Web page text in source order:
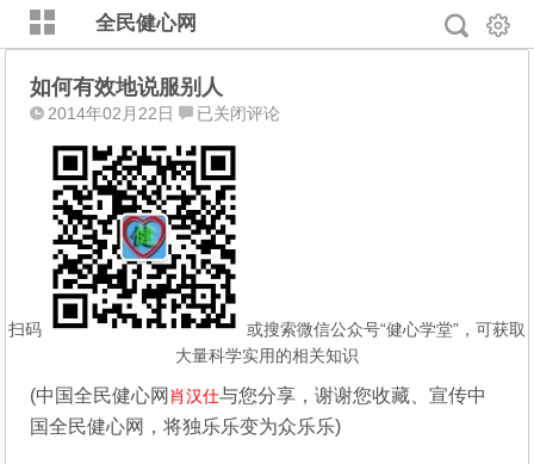
全民健心网
如何有效地说服别人
2014年02月22日
如
有
效
地
说
服
别
人
已关闭评论
扫码
或搜索微信公众号“健心学堂”，可获取
大量科学实用的相关知识
(中国全民健心网 肖汉仕与您分享，谢谢您收藏、宣传中
国全民健心网，将独乐乐变为众乐乐)